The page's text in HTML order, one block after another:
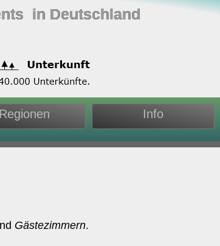
in Deutschland
Regionen Info
Gästezimmern.